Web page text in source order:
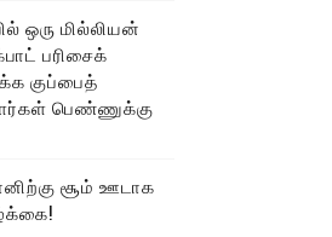
ஒரு மில்லியன்
பரிசைக்
குப்பைத்
பெண்ணுக்கு
சூம் ஊடாக